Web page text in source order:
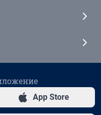
App Store